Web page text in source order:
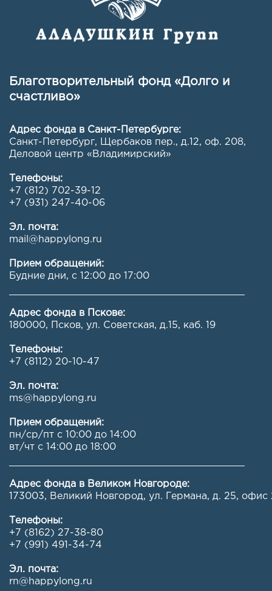
Благотворительный фонд «Долго и
счастливо»
Адрес фонда в Санкт-Петербурге:
Санкт-Петербург, Щербаков пер., д.12, оф. 208,
Деловой центр «Владимирский»
Телефоны:
+7 (812) 702-39-12
+7 (931) 247-40-06
Эл. почта:
mail@happylong.ru
Прием обращений:
Будние дни, с 12:00 до 17:00
Адрес фонда в Пскове:
180000, Псков, ул. Советская, д.15, каб. 19
Телефоны:
+7 (8112) 20-10-47
Эл. почта:
ms@happylong.ru
Прием обращений:
пн/ср/пт с 10:00 до 14:00
вт/чт с 14:00 до 18:00
Адрес фонда в Великом Новгороде:
173003, Великий Новгород, ул. Германа, д. 25, офис
Телефоны:
+7 (8162) 27-38-80
+7 (991) 491-34-74
Эл. почта:
rn@happylong.ru